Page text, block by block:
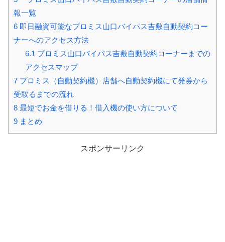
報一覧
6 即日融資可能なプロミス山口バイパス吉敷自動契約コー
ナーへのアクセス方法
6.1 プロミス山口バイパス吉敷自動契約コーナーまでの
アクセスマップ
7 プロミス（自動契約機）店舗へ自動契約機にて発券から
受取るまでの流れ
8 最短でお金を借りる！借入機の使い方について
9 まとめ
スポンサーリンク